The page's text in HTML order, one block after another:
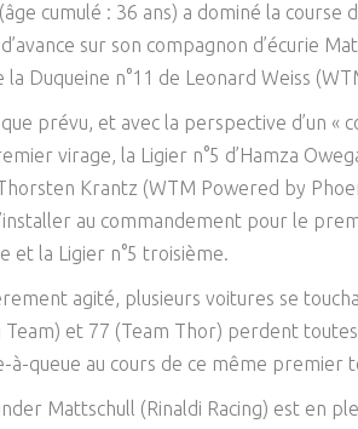
cumulé : 36 ans) a dominé la course
sur son compagnon d’écurie
la Duqueine n°11 de Leonard Weiss
prévu, et avec la perspective d’un
virage, la Ligier n°5 d’Hamza
Krantz (WTM Powered by
au commandement pour le
et la Ligier n°5 troisième.
agité, plusieurs voitures se
et 77 (Team Thor) perdent
queue au cours de ce même premier
Mattschull (Rinaldi Racing) est en